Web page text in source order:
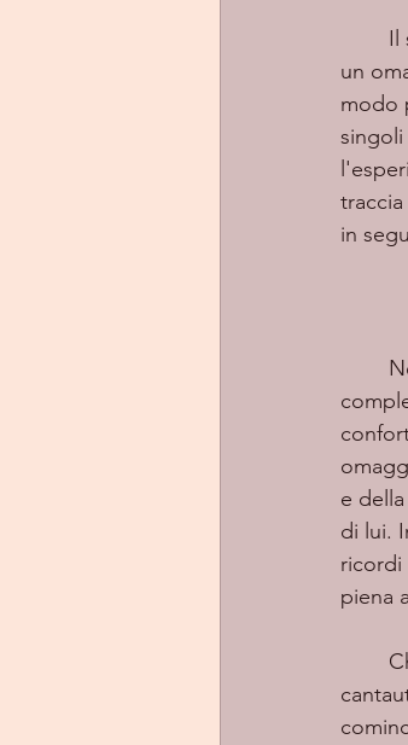
un
modo
singoli
in
e
di lui.
ricordi
piena